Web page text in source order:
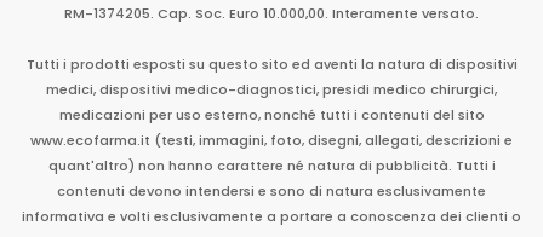
RM-1374205. Cap. Soc. Euro 10.000,00. Interamente versato.
Tutti i prodotti esposti su questo sito ed aventi la natura di dispositivi
medici, dispositivi medico-diagnostici, presidi medico chirurgici,
medicazioni per uso esterno, nonché tutti i contenuti del sito
www.ecofarma.it (testi, immagini, foto, disegni, allegati, descrizioni e
quant'altro) non hanno carattere né natura di pubblicità. Tutti i
contenuti devono intendersi e sono di natura esclusivamente
informativa e volti esclusivamente a portare a conoscenza dei clienti o